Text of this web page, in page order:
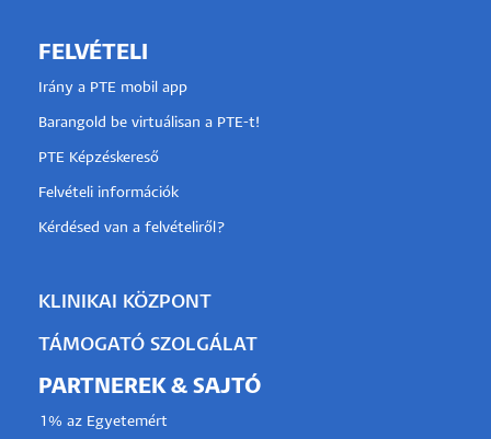
FELVÉTELI
Irány a PTE mobil app
Barangold be virtuálisan a PTE-t!
PTE Képzéskereső
Felvételi információk
Kérdésed van a felvételiről?
KLINIKAI KÖZPONT
TÁMOGATÓ SZOLGÁLAT
PARTNEREK & SAJTÓ
1% az Egyetemért